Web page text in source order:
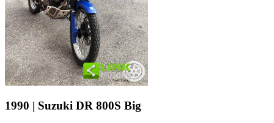
1990 | Suzuki DR 800S Big